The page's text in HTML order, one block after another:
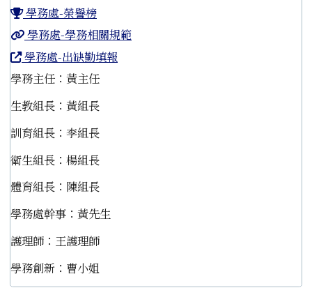
學務處-榮譽榜
學務處-學務相關規範
學務處-出缺勤填報
學務主任：黃主任
生教組長：黃組長
訓育組長：李組長
衛生組長：楊組長
體育組長：陳組長
學務處幹事：黃先生
護理師：王護理師
學務創新：曹小姐